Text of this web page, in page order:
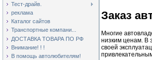
Тест-драйв.
реклама
Каталог сайтов
Транспортные компани...
ДОСТАВКА ТОВАРА ПО РФ
Внимание! ! !
В помощь автолюбителям!
Заказ
Многие
низким ценам. В
своей